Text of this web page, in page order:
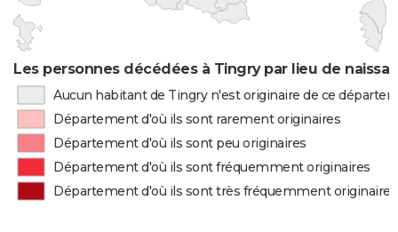
Les personnes décédées à Tingry par lieu de
Aucun habitant de Tingry n'est originaire de ce
Département d'où ils sont rarement originaires
Département d'où ils sont peu originaires
Département d'où ils sont fréquemment originaires
Département d'où ils sont très fréquemment originaires